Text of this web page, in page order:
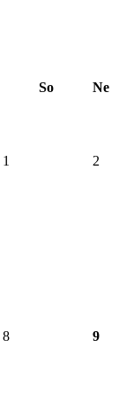
So Ne
1 2
8 9